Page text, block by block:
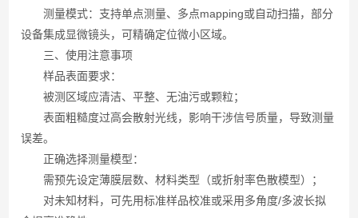
测量模式：支持单点测量、多点mapping或自动扫描，部分
设备集成显微镜头，可精确定位微小区域。
三、使用注意事项
样品表面要求：
被测区域应清洁、平整、无油污或颗粒；
表面粗糙度过高会散射光线，影响干涉信号质量，导致测量
误差。
正确选择测量模型：
需预先设定薄膜层数、材料类型（或折射率色散模型）；
对未知材料，可先用标准样品校准或采用多角度/多波长拟